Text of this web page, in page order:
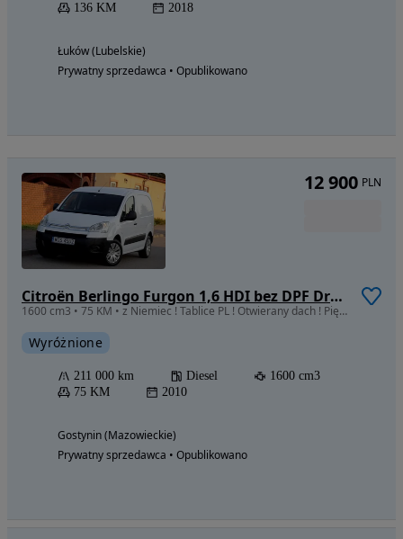
136 KM
2018
Łuków (Lubelskie)
Prywatny sprzedawca • Opublikowano
Citroën Berlingo Furgon 1,6 HDI bez DPF Drzwi suwane
1600 cm3 • 75 KM • z Niemiec ! Tablice PL ! Otwierany dach ! Piękny STAN !
Wyróżnione
211 000 km Diesel
1600 cm3
75 KM
2010
Gostynin (Mazowieckie)
Prywatny sprzedawca • Opublikowano
12 900 PLN